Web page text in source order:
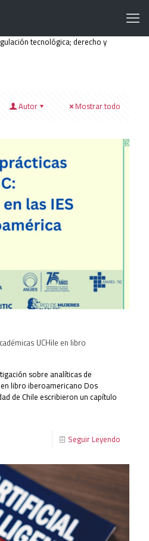
tecnológica; derecho y
Autor Mostrar todo
UCHile en libro
sobre analíticas de
libro iberoamericano Dos
de Chile escribieron un capítulo
Seguir Leyendo